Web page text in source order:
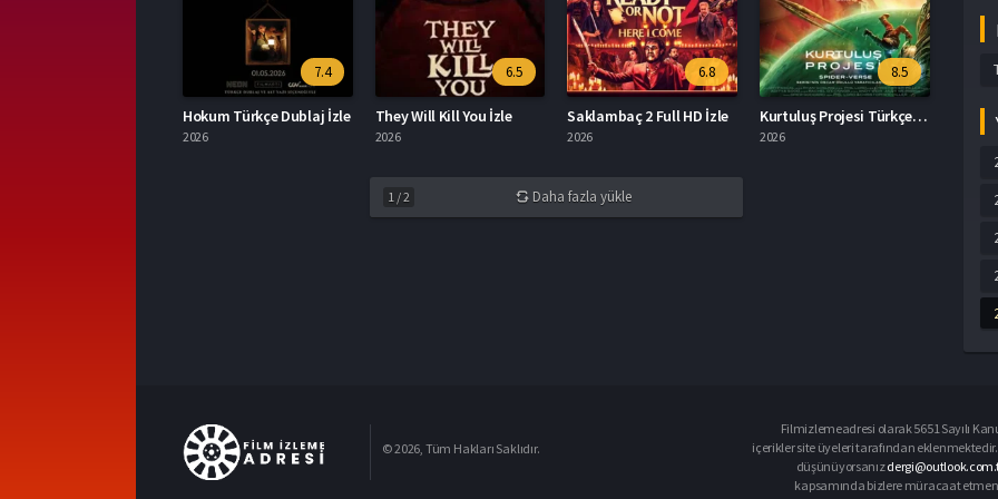
7.4
Hokum Türkçe Dublaj İzle
2026
6.5
They Will Kill You İzle
2026
6.8
Saklambaç 2 Full HD İzle
2026
8.5
Kurtuluş Projesi Türkçe Dublaj İzle
2026
1 /2 Daha fazla yükle
© 2026, Tüm Hakları Saklıdır.
Filmizlemeadresi olarak 5651 Sayılı
içerikler site üyeleri tarafından
düşünüyorsanız
kapsamında bizlere müracaat